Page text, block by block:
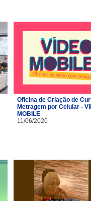
Oficina de Criação de
Metragem por Celular -
MOBILE
11/06/2020